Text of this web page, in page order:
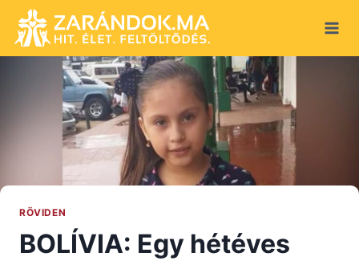
content
RÖVIDEN
BOLÍVIA: Egy hétéves